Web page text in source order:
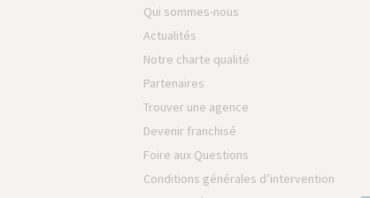
Qui sommes-nous
Actualités
Notre charte qualité
Partenaires
Trouver une agence
Devenir franchisé
Foire aux Questions
Conditions générales d’intervention